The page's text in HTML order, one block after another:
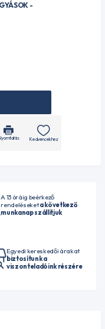
-
Kedvencekhez
A 13 óráig beérkező
rendeléseketa következő
munkanap szállítjuk
Egyedi kereskedői árakat
biztosítunk a
viszonteladóink részére